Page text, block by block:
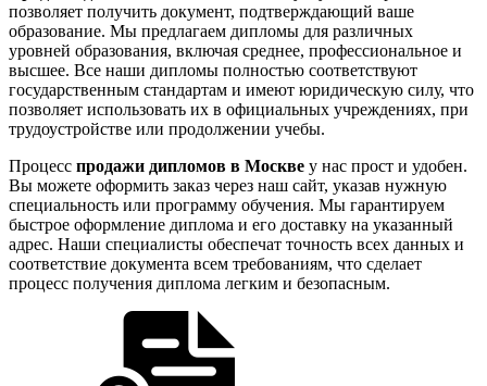
позволяет получить документ, подтверждающий ваше
образование. Мы предлагаем дипломы для различных
уровней образования, включая среднее, профессиональное и
высшее. Все наши дипломы полностью соответствуют
государственным стандартам и имеют юридическую силу, что
позволяет использовать их в официальных учреждениях, при
трудоустройстве или продолжении учебы.
Процесс продажи дипломов в Москве у нас прост и удобен.
Вы можете оформить заказ через наш сайт, указав нужную
специальность или программу обучения. Мы гарантируем
быстрое оформление диплома и его доставку на указанный
адрес. Наши специалисты обеспечат точность всех данных и
соответствие документа всем требованиям, что сделает
процесс получения диплома легким и безопасным.